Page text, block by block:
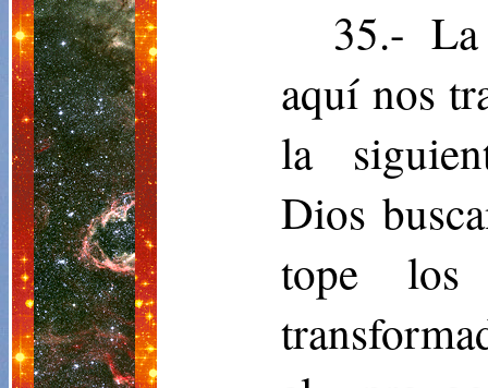
35.-
aquí nos
la
Dios
tope los